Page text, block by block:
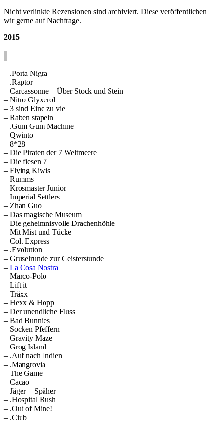
Nicht verlinkte Rezensionen sind archiviert. Diese veröffentlichen
wir gerne auf Nachfrage.
2015
– .Porta Nigra
– .Raptor
– Carcassonne – Über Stock und Stein
– Nitro Glyxerol
– 3 sind Eine zu viel
– Raben stapeln
– .Gum Gum Machine
– Qwinto
– 8*28
– Die Piraten der 7 Weltmeere
– Die fiesen 7
– Flying Kiwis
– Rumms
– Krosmaster Junior
– Imperial Settlers
– Zhan Guo
– Das magische Museum
– Die geheimnisvolle Drachenhöhle
– Mit Mist und Tücke
– Colt Express
– .Evolution
– Gruselrunde zur Geisterstunde
– La Cosa Nostra
– Marco-Polo
– Lift it
– Träxx
– Hexx & Hopp
– Der unendliche Fluss
– Bad Bunnies
– Socken Pfeffern
– Gravity Maze
– Grog Island
– .Auf nach Indien
– .Mangrovia
– The Game
– Cacao
– Jäger + Späher
– .Hospital Rush
– .Out of Mine!
– .Ciub